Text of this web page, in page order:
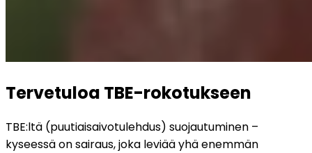
Tervetuloa TBE-rokotukseen
TBE:ltä (puutiaisaivotulehdus) suojautuminen –
kyseessä on sairaus, joka leviää yhä enemmän